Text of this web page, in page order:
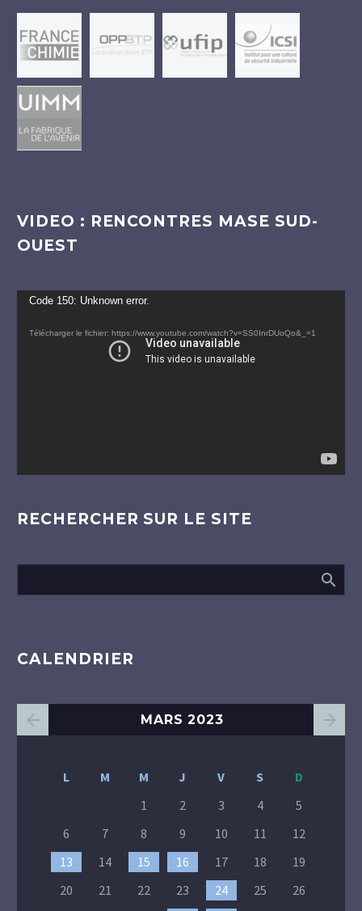
VIDEO : RENCONTRES MASE SUD-
OUEST
Lecteur
Code 150: Unknown error.
Télécharger le fichier: https://www.youtube.com/watch?v=SS0InrDUoQo&_=1
RECHERCHER SUR LE SITE
CALENDRIER
MARS 2023
L M M J V S
D
1
2 3 4
5
6
7 8 9 10 11
12
13
14 15 16 17 18
19
20
21 22 23 24 25
26